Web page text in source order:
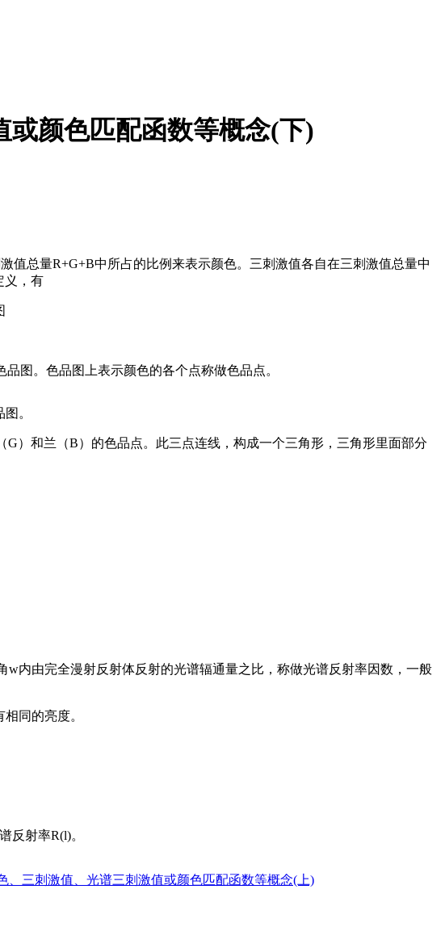
颜色匹配函数等概念(下)
总量R+G+B中所占的比例来表示颜色。三刺激值各自在三刺激值总量中
义，有
图。色品图上表示颜色的各个点称做色品点。
。
G）和兰（B）的色品点。此三点连线，构成一个三角形，三角形里面部分
内由完全漫射反射体反射的光谱辐通量之比，称做光谱反射率因数，一般
同的亮度。
反射率R(l)。
、三刺激值、光谱三刺激值或颜色匹配函数等概念(上)